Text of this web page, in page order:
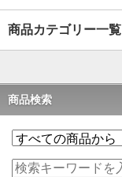
商品カテゴリー一覧
商品検索